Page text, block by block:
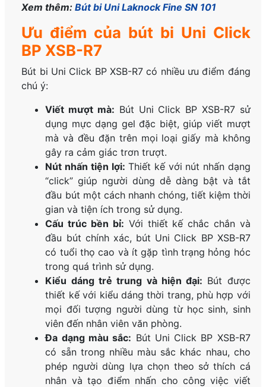
Xem thêm:Bút bi Uni Laknock Fine SN 101
Ưu điểm của bút bi Uni Click
BP XSB-R7
Bút bi Uni Click BP XSB-R7 có nhiều ưu điểm đáng
chú ý:
Viết mượt mà: Bút Uni Click BP XSB-R7 sử
dụng mực dạng gel đặc biệt, giúp viết mượt
mà và đều đặn trên mọi loại giấy mà không
gây ra cảm giác trơn trượt.
Nút nhấn tiện lợi: Thiết kế với nút nhấn dạng
“click” giúp người dùng dễ dàng bật và tắt
đầu bút một cách nhanh chóng, tiết kiệm thời
gian và tiện ích trong sử dụng.
Cấu trúc bền bỉ: Với thiết kế chắc chắn và
đầu bút chính xác, bút Uni Click BP XSB-R7
có tuổi thọ cao và ít gặp tình trạng hỏng hóc
trong quá trình sử dụng.
Kiểu dáng trẻ trung và hiện đại: Bút được
thiết kế với kiểu dáng thời trang, phù hợp với
mọi đối tượng người dùng từ học sinh, sinh
viên đến nhân viên văn phòng.
Đa dạng màu sắc: Bút Uni Click BP XSB-R7
có sẵn trong nhiều màu sắc khác nhau, cho
phép người dùng lựa chọn theo sở thích cá
nhân và tạo điểm nhấn cho công việc viết